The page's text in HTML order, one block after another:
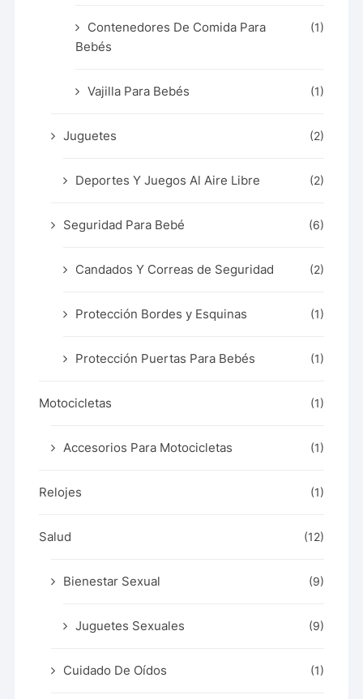
Contenedores De Comida Para
Bebés
(1)
Vajilla Para Bebés (1)
Juguetes (2)
Deportes Y Juegos Al Aire Libre (2)
Seguridad Para Bebé (6)
Candados Y Correas de Seguridad (2)
Protección Bordes y Esquinas (1)
Protección Puertas Para Bebés (1)
Motocicletas (1)
Accesorios Para Motocicletas (1)
Relojes (1)
Salud (12)
Bienestar Sexual (9)
Juguetes Sexuales (9)
Cuidado De Oídos (1)